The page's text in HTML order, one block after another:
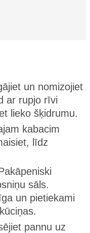
un nomizojiet
ar rupjo rīvi
lieko šķidrumu.
kabacim
līdz
sāls.
un pietiekami
pannu uz